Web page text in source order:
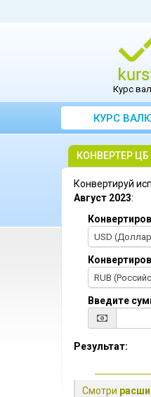
Курс
КУРС
КОНВЕРТЕР ЦБ
Конвертируй
Август 2023:
USD
RUB
Введите
Результат:
Смотри